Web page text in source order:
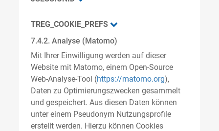
TREG_COOKIE_PREFS
7.4.2. Analyse (Matomo)
Mit Ihrer Einwilligung werden auf dieser
Website mit Matomo, einem Open-Source
Web-Analyse-Tool (https://matomo.org),
Daten zu Optimierungszwecken gesammelt
und gespeichert. Aus diesen Daten können
unter einem Pseudonym Nutzungsprofile
erstellt werden. Hierzu können Cookies